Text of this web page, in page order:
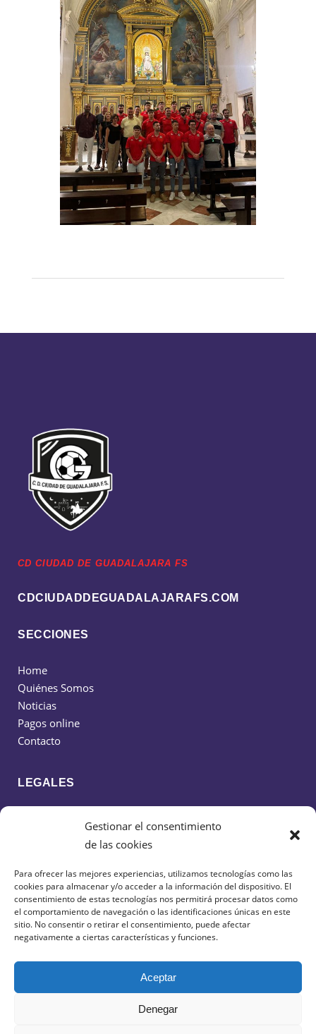
Gestionar el consentimiento
de las cookies
Para ofrecer las mejores experiencias, utilizamos tecnologías como las
cookies para almacenar y/o acceder a la información del dispositivo. El
consentimiento de estas tecnologías nos permitirá procesar datos como
el comportamiento de navegación o las identificaciones únicas en este
sitio. No consentir o retirar el consentimiento, puede afectar
negativamente a ciertas características y funciones.
Aceptar
Denegar
CD CIUDAD DE GUADALAJARA FS
CDCIUDADDEGUADALAJARAFS.COM
SECCIONES
Home
Quiénes Somos
Noticias
Pagos online
Contacto
LEGALES
CONTACTO
638 599 516